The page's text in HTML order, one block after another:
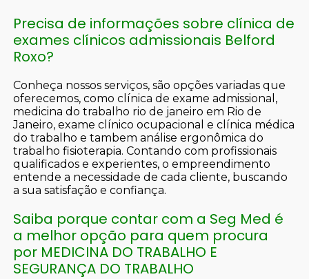
Precisa de informações sobre clínica de
exames clínicos admissionais Belford
Roxo?
Conheça nossos serviços, são opções variadas que
oferecemos, como clínica de exame admissional,
medicina do trabalho rio de janeiro em Rio de
Janeiro, exame clínico ocupacional e clínica médica
do trabalho e tambem análise ergonômica do
trabalho fisioterapia. Contando com profissionais
qualificados e experientes, o empreendimento
entende a necessidade de cada cliente, buscando
a sua satisfação e confiança.
Saiba porque contar com a Seg Med é
a melhor opção para quem procura
por MEDICINA DO TRABALHO E
SEGURANÇA DO TRABALHO